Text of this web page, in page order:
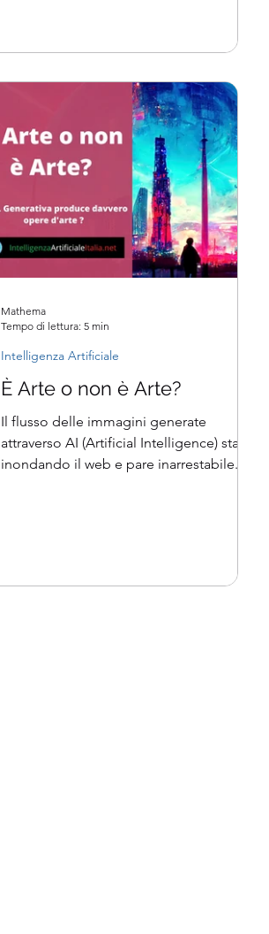
È Arte o non è Arte?
Il flusso delle immagini generate
attraverso AI (Artificial Intelligence) sta
inondando il web e pare inarrestabile.
Intelligenza Artificiale
Mathema
Tempo di lettura: 5 min